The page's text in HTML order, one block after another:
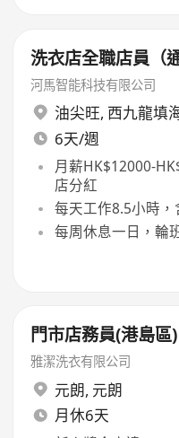
洗衣店全職店員（
河馬智能科技有限公司
油尖旺, 西九龍填
6天/週
月薪HK$12000-
店分紅
每天工作8.5小時，
每周休息一日，輪
門市店務員(港島區)
雅潔洗衣有限公司
元朗, 元朗
月休6天